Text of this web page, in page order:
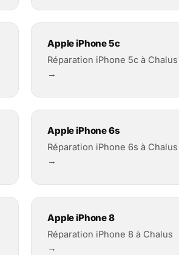
Apple iPhone 5c
Réparation iPhone 5c à Chalus
→
Apple iPhone 6s
Réparation iPhone 6s à Chalus
→
Apple iPhone 8
Réparation iPhone 8 à Chalus
→